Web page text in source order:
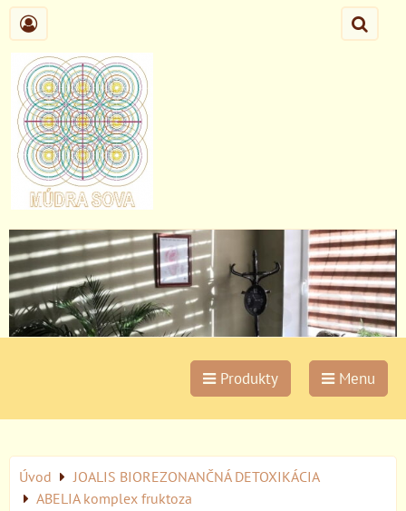
Produkty Menu
Úvod
JOALIS BIOREZONANČNÁ DETOXIKÁCIA
ABELIA komplex fruktoza